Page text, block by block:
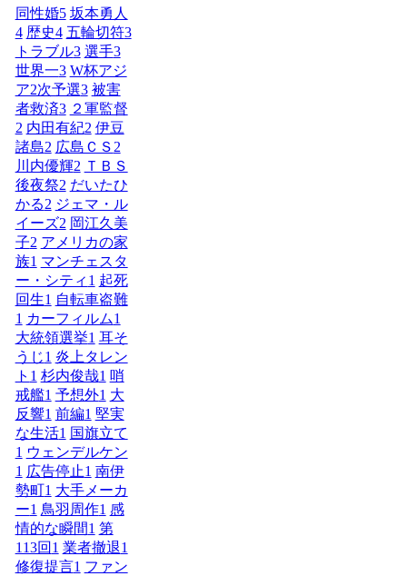
同性婚5 坂本勇人
4 歴史4 五輪切符3
トラブル3 選手3
世界一3 W杯アジ
ア2次予選3 被害
者救済3 ２軍監督
2 内田有紀2 伊豆
諸島2 広島ＣＳ 2
川内優輝2 ＴＢＳ
後夜祭2 だいたひ
かる2 ジェマ・ル
イーズ2 岡江久美
子2 アメリカの家
族1 マンチェスタ
ー・シティ 1 起死
回生1 自転車盗難
1 カーフィルム1
大統領選挙1 耳そ
うじ1 炎上タレン
ト 1 杉内俊哉1 哨
戒艦1 予想外1 大
反響1 前編1 堅実
な生活1 国旗立て
1 ウェンデルケン
1 広告停止1 南伊
勢町1 大手メーカ
ー1 鳥羽周作1 感
情的な瞬間1 第
113回 1 業者撤退1
修復提言1 ファン